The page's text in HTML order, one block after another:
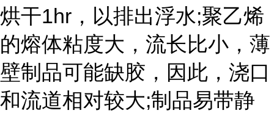
烘干1hr，以排出浮水;聚乙烯
的熔体粘度大，流长比小，薄
壁制品可能缺胶，因此，浇口
和流道相对较大;制品易带静